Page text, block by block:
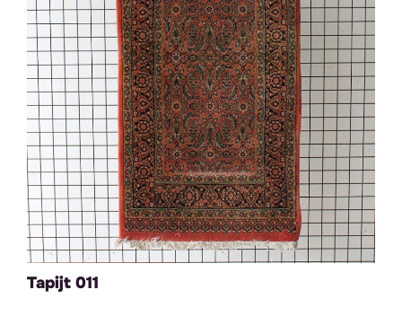
Tapijt 011